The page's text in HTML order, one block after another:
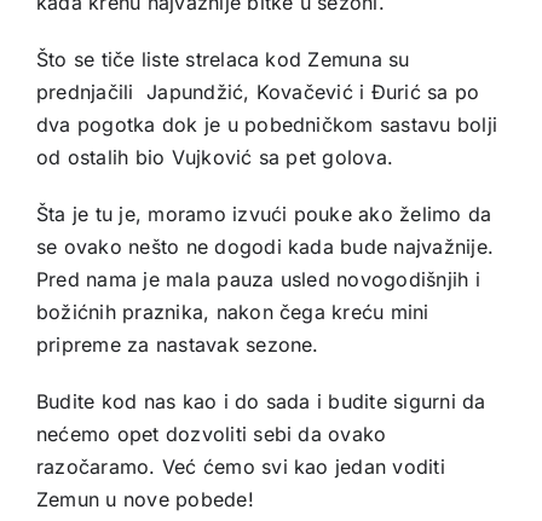
Što se tiče liste strelaca kod Zemuna su
prednjačili Japundžić, Kovačević i Đurić sa po
dva pogotka dok je u pobedničkom sastavu bolji
od ostalih bio Vujković sa pet golova.
Šta je tu je, moramo izvući pouke ako želimo da
se ovako nešto ne dogodi kada bude najvažnije.
Pred nama je mala pauza usled novogodišnjih i
božićnih praznika, nakon čega kreću mini
pripreme za nastavak sezone.
Budite kod nas kao i do sada i budite sigurni da
nećemo opet dozvoliti sebi da ovako
razočaramo. Već ćemo svi kao jedan voditi
Zemun u nove pobede!